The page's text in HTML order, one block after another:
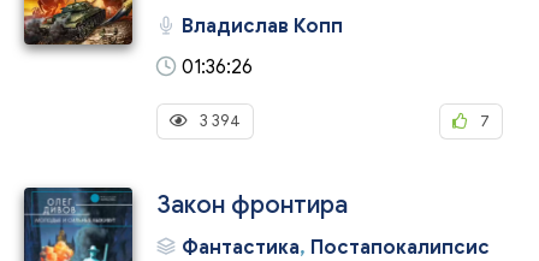
Владислав Копп
01:36:26
3 394 7
Закон фронтира
Фантастика, Постапокалипсис